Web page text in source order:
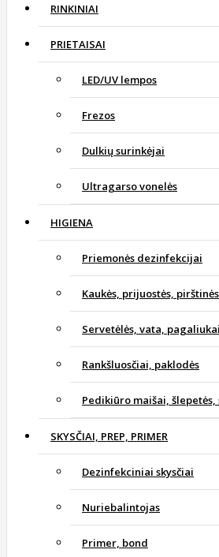
RINKINIAI
PRIETAISAI
LED/UV lempos
Frezos
Dulkių surinkėjai
Ultragarso vonelės
HIGIENA
Priemonės dezinfekcijai
Kaukės, prijuostės, pirštinės
Servetėlės, vata, pagaliukai
Rankšluosčiai, paklodės
Pedikiūro maišai,
SKYSČIAI, PREP, PRIMER
Dezinfekciniai skysčiai
Nuriebalintojas
Primer, bond